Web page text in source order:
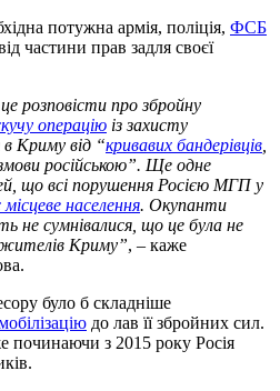
потужна армія, поліція, ФСБ
частини прав задля своєї
розповісти про збройну
операцію із захисту
в Криму від “кривавих бандерівців
російською”. Ще одне
що всі порушення Росією МГП у
населення. Окупанти
не сумнівалися, що це була не
Криму”, – каже
було б складніше
до лав її збройних сил.
починаючи з 2015 року Росія